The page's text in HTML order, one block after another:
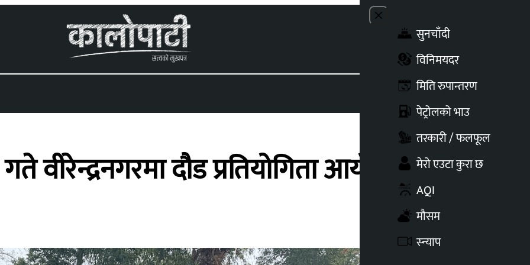
Close menu
सुनचाँदी
विनिमयदर
मिति रुपान्तरण
पेट्रोलको भाउ
तरकारी / फलफूल
मेरो एउटा कुरा छ
AQI
मौसम
स्न्याप
वीरेन्द्रनगरमा दौड प्रतियोगिता आयोजना गर्ने !